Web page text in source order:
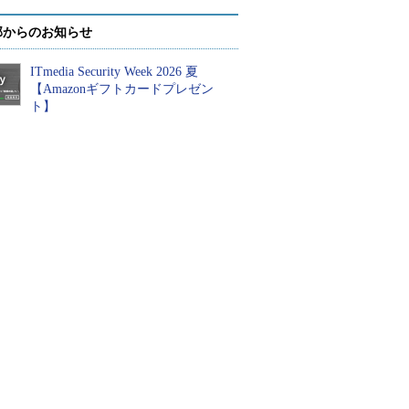
らのお知らせ
ITmedia Security Week 2026 夏
【Amazonギフトカードプレゼン
ト】